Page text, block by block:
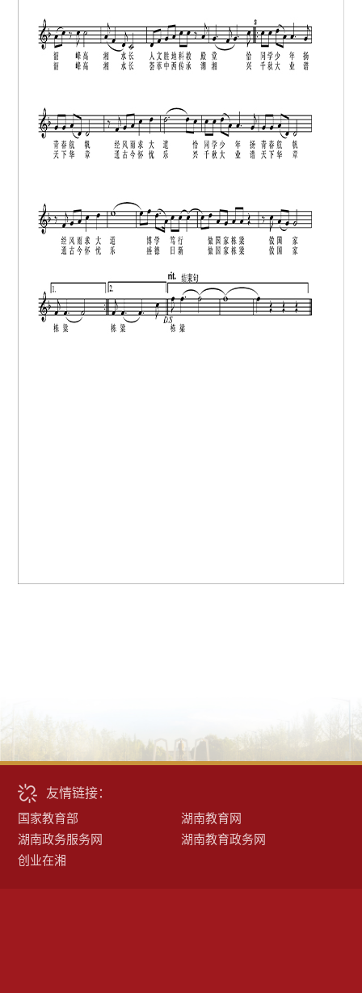
友情链接：
国家教育部
湖南教育网
湖南政务服务网
湖南教育政务网
创业在湘